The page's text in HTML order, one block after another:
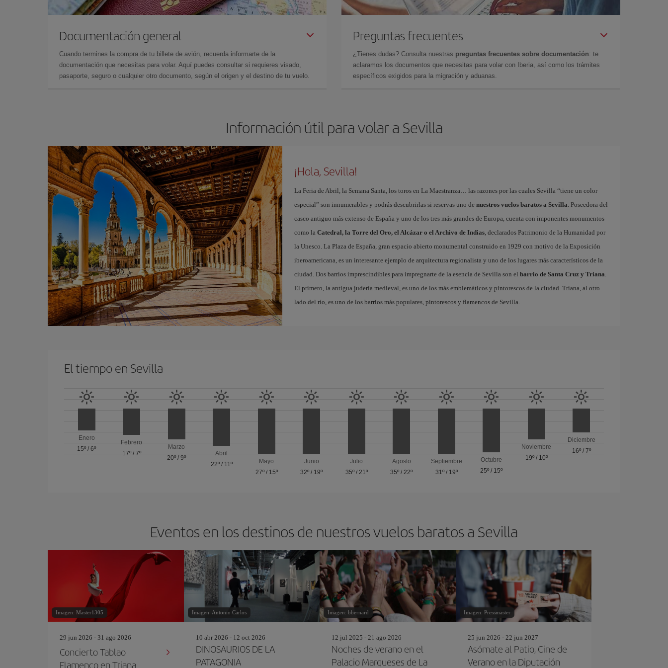
Documentación general
Cuando termines la compra de tu billete de avión, recuerda informarte de la
documentación que necesitas para volar. Aquí puedes consultar si requieres visado,
pasaporte, seguro o cualquier otro documento, según el origen y el destino de tu vuelo.
Preguntas frecuentes
¿Tienes dudas? Consulta nuestras preguntas frecuentes sobre documentación: te
aclaramos los documentos que necesitas para volar con Iberia, así como los trámites
específicos exigidos para la migración y aduanas.
Información útil para volar a Sevilla
¡Hola, Sevilla!
La Feria de Abril, la Semana Santa, los toros en La Maestranza… las razones por las cuales Sevilla “tiene un color
especial” son innumerables y podrás descubrirlas si reservas uno de nuestros vuelos baratos a Sevilla. Poseedora del
casco antiguo más extenso de España y uno de los tres más grandes de Europa, cuenta con imponentes monumentos
como la Catedral, la Torre del Oro, el Alcázar o el Archivo de Indias, declarados Patrimonio de la Humanidad por
la Unesco. La Plaza de España, gran espacio abierto monumental construido en 1929 con motivo de la Exposición
iberoamericana, es un interesante ejemplo de arquitectura regionalista y uno de los lugares más característicos de la
ciudad. Dos barrios imprescindibles para impregnarte de la esencia de Sevilla son el barrio de Santa Cruz y Triana.
El primero, la antigua judería medieval, es uno de los más emblemáticos y pintorescos de la ciudad. Triana, al otro
lado del río, es uno de los barrios más populares, pintorescos y flamencos de Sevilla.
El tiempo en Sevilla
Enero
15º /6º
Febrero
17º/ 7º
Marzo
20º /9º
Abril
22º/ 11º
Mayo
27º/ 15º
Junio
32º / 19º
Julio
35º/ 21º
Agosto
35º /22º
Septiembre
31º/ 19º
Octubre
25º / 15º
Noviembre
19º/ 10º
Diciembre
16º/ 7º
Eventos en los destinos de nuestros vuelos baratos a Sevilla
Imagen: Master1305
29 jun 2026 - 31 ago 2026
Concierto Tablao
Flamenco en Triana
Imagen: Antonio Carlos
10 abr 2026 - 12 oct 2026
DINOSAURIOS DE LA
PATAGONIA
Imagen: bbernard
12 jul 2025 - 21 ago 2026
Noches de verano en el
Palacio Marqueses de La
Imagen: Pressmaster
25 jun 2026 - 22 jun 2027
Asómate al Patio, Cine de
Verano en la Diputación